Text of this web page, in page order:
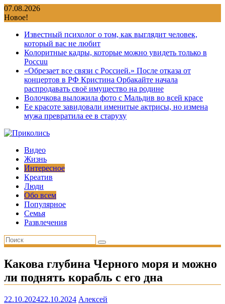
Перейти
к
07.08.2026
Новое!
Известный психолог о том, как выглядит человек,
который вас не любит
Колоритные кадры, которые можно увидеть только в
Россuu
«Обрезает все связи с Россией.» После отказа от
концертов в РФ Кристина Орбакайте начала
распродавать своё имущество на родине
Волочкова выложила фото с Мальдив во всей красе
Ее красоте завидовали именитые актрисы, но измена
мужа превратила ее в старуху
Видео
Жизнь
Интересное
Креатив
Люди
Обо всем
Популярное
Семья
Развлечения
Какова глубина Черного моря и можно
ли поднять корабль с его дна
22.10.202422.10.2024 Алексей